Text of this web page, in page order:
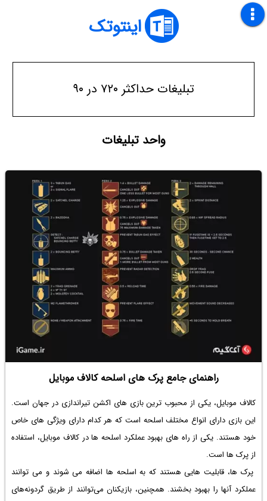
اینتوتک
تبلیغات حداکثر ۷۲۰ در ۹۰
واحد تبلیغات
راهنمای جامع پرک های اسلحه کالاف موبایل
کالاف موبایل، یکی از محبوب ترین بازی های اکشن تیراندازی در جهان است.
این بازی دارای انواع مختلف اسلحه است که هر کدام دارای ویژگی های خاص
خود هستند. یکی از راه های بهبود عملکرد اسلحه ها در کالاف موبایل، استفاده
از پرک ها است.
پرک ها، قابلیت هایی هستند که به اسلحه ها اضافه می شوند و می توانند
عملکرد آنها را بهبود بخشند. همچنین، بازیکنان می‌توانند از طریق گردونه‌های